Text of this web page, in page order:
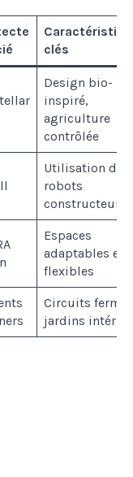
clés
Design bio-
inspiré,
agriculture
contrôlée
Utilisation de
robots
constructeurs
Espaces
adaptables et
flexibles
Circuits
jardins